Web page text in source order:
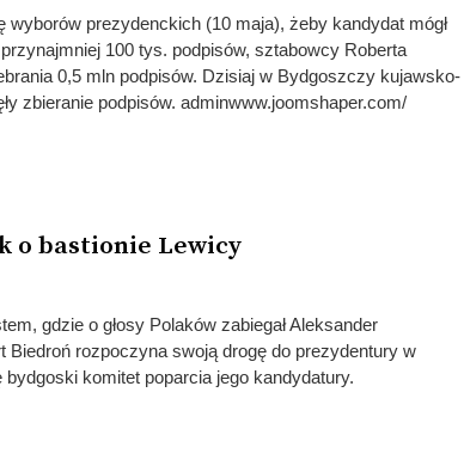
wyborów prezydenckich (10 maja), żeby kandydat mógł
100 tys. podpisów, sztabowcy Roberta
0,5 mln podpisów. Dzisiaj w Bydgoszczy kujawsko-
zbieranie podpisów. adminwww.joomshaper.com/
o bastionie Lewicy
gdzie o głosy Polaków zabiegał Aleksander
Biedroń rozpoczyna swoją drogę do prezydentury w
komitet poparcia jego kandydatury.